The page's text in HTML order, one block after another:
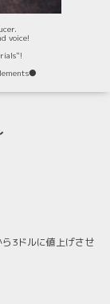
voice!
3ドルに値上げさせ